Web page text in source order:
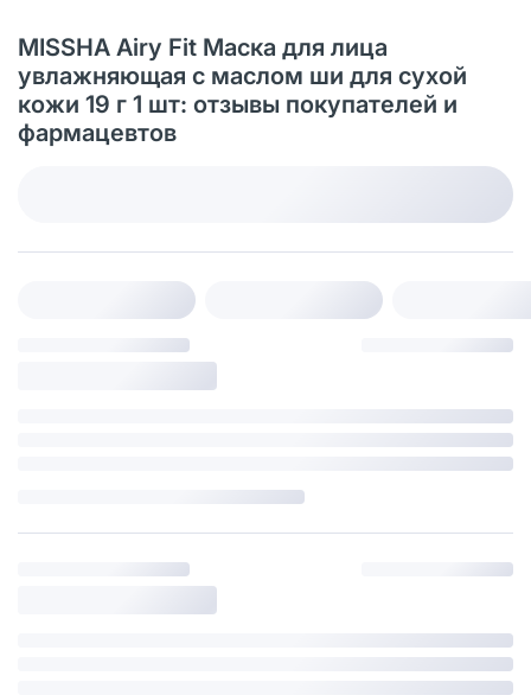
MISSHA Airy Fit Маска для лица
увлажняющая с маслом ши для сухой
кожи 19 г 1 шт: отзывы покупателей и
фармацевтов